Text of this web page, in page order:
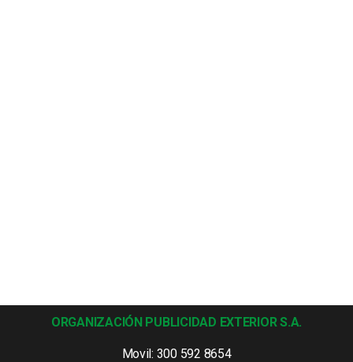
ORGANIZACIÓN PUBLICIDAD EXTERIOR S.A.
Movil: 300 592 8654